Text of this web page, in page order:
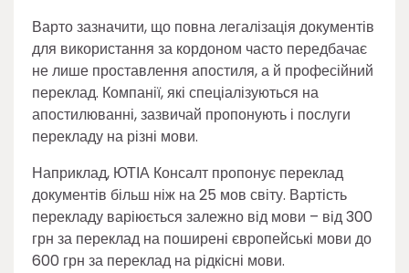
Варто зазначити, що повна легалізація документів
для використання за кордоном часто передбачає
не лише проставлення апостиля, а й професійний
переклад. Компанії, які спеціалізуються на
апостилюванні, зазвичай пропонують і послуги
перекладу на різні мови.
Наприклад, ЮТІА Консалт пропонує переклад
документів більш ніж на 25 мов світу. Вартість
перекладу варіюється залежно від мови – від 300
грн за переклад на поширені європейські мови до
600 грн за переклад на рідкісні мови.